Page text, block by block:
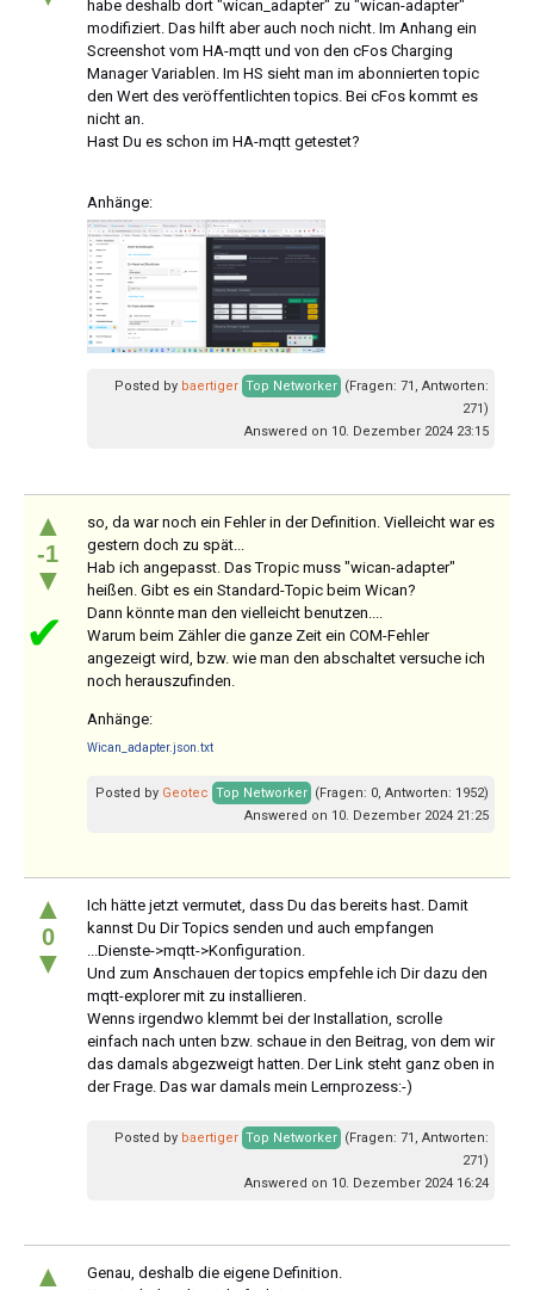
habe deshalb dort "wican_adapter" zu "wican-adapter"
modifiziert. Das hilft aber auch noch nicht. Im Anhang ein
Screenshot vom HA-mqtt und von den cFos Charging
Manager Variablen. Im HS sieht man im abonnierten topic
den Wert des veröffentlichten topics. Bei cFos kommt es
nicht an.
Hast Du es schon im HA-mqtt getestet?
Anhänge:
Posted by baertiger Top Networker (Fragen: 71, Antworten:
271)
Answered on 10. Dezember 2024 23:15
▲
-1
▼
✔
so, da war noch ein Fehler in der Definition. Vielleicht war es
gestern doch zu spät...
Hab ich angepasst. Das Tropic muss "wican-adapter"
heißen. Gibt es ein Standard-Topic beim Wican?
Dann könnte man den vielleicht benutzen....
Warum beim Zähler die ganze Zeit ein COM-Fehler
angezeigt wird, bzw. wie man den abschaltet versuche ich
noch herauszufinden.
Anhänge:
Wican_adapter.json.txt
Posted by Geotec Top Networker (Fragen: 0, Antworten: 1952)
Answered on 10. Dezember 2024 21:25
▲
0
▼
Ich hätte jetzt vermutet, dass Du das bereits hast. Damit
kannst Du Dir Topics senden und auch empfangen
...Dienste->mqtt->Konfiguration.
Und zum Anschauen der topics empfehle ich Dir dazu den
mqtt-explorer mit zu installieren.
Wenns irgendwo klemmt bei der Installation, scrolle
einfach nach unten bzw. schaue in den Beitrag, von dem wir
das damals abgezweigt hatten. Der Link steht ganz oben in
der Frage. Das war damals mein Lernprozess:-)
Posted by baertiger Top Networker (Fragen: 71, Antworten:
271)
Answered on 10. Dezember 2024 16:24
▲
Genau, deshalb die eigene Definition.